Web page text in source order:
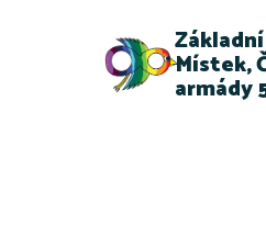
Místek,
armády